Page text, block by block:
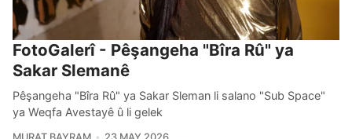
FotoGalerî - Pêşangeha "Bîra Rû" ya
Sakar Slemanê
Pêşangeha "Bîra Rû" ya Sakar Sleman li salano "Sub Space"
ya Weqfa Avestayê û li gelek